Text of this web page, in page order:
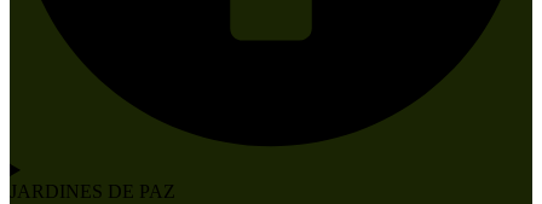
JARDINES DE PAZ